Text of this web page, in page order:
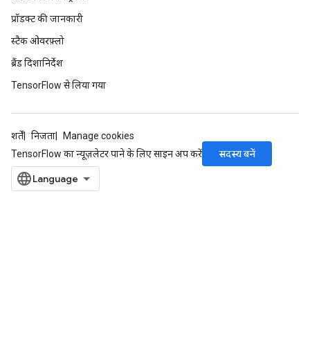
प्रॉडक्ट की जानकारी
स्टैक ओवरफ़्लो
ब्रैंड दिशानिर्देश
TensorFlow से लिया गया
शर्तें निजता
Manage cookies
TensorFlow का न्यूज़लेटर पाने के लिए साइन अप करें
सदस्य बनें